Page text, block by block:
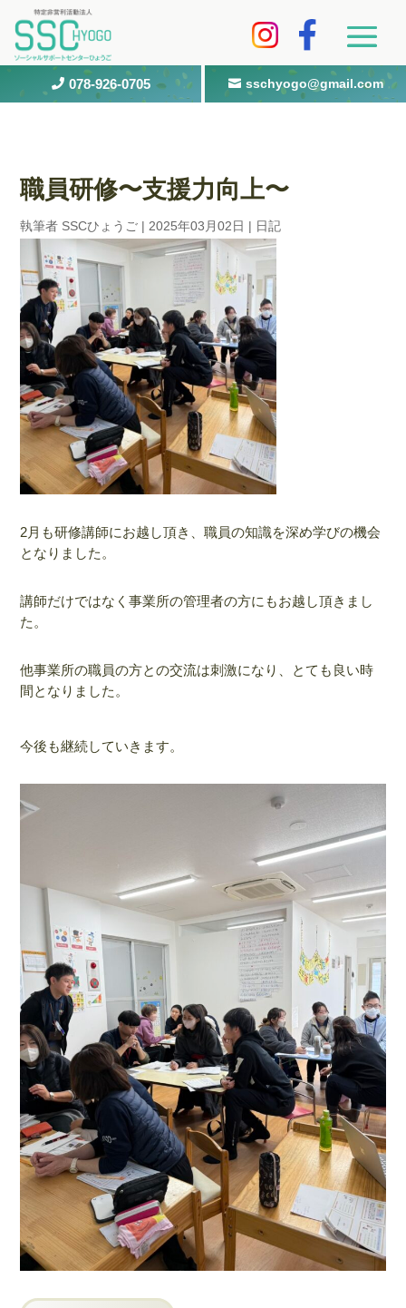
 078-926-0705  sschyogo@gmail.com
職員研修〜支援力向上〜
執筆者 SSCひょうご | 2025年03月02日 | 日記
2月も研修講師にお越し頂き、職員の知識を深め学びの機会
となりました。
講師だけではなく事業所の管理者の方にもお越し頂きまし
た。
他事業所の職員の方との交流は刺激になり、とても良い時
間となりました。
今後も継続していきます。